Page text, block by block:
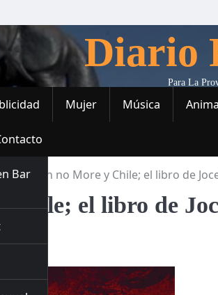
Diario
Para La
Mujer Música
Bar
25 Faith no More y Chile; el libro de
el libro de